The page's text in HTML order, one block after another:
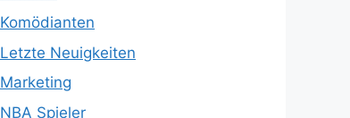
Komödianten
Letzte Neuigkeiten
Marketing
NBA Spieler